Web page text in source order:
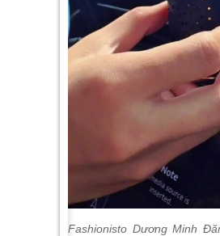
Fashionisto Dương Minh